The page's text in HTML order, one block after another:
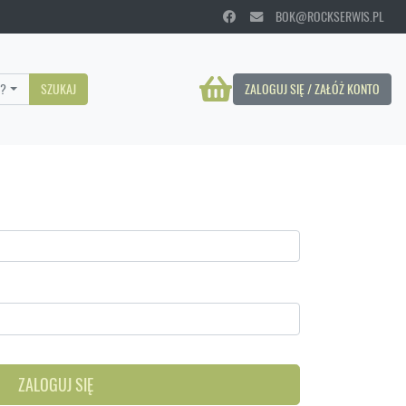
BOK@ROCKSERWIS.PL
ZALOGUJ SIĘ / ZAŁÓŻ KONTO
SZUKAJ
ZALOGUJ SIĘ